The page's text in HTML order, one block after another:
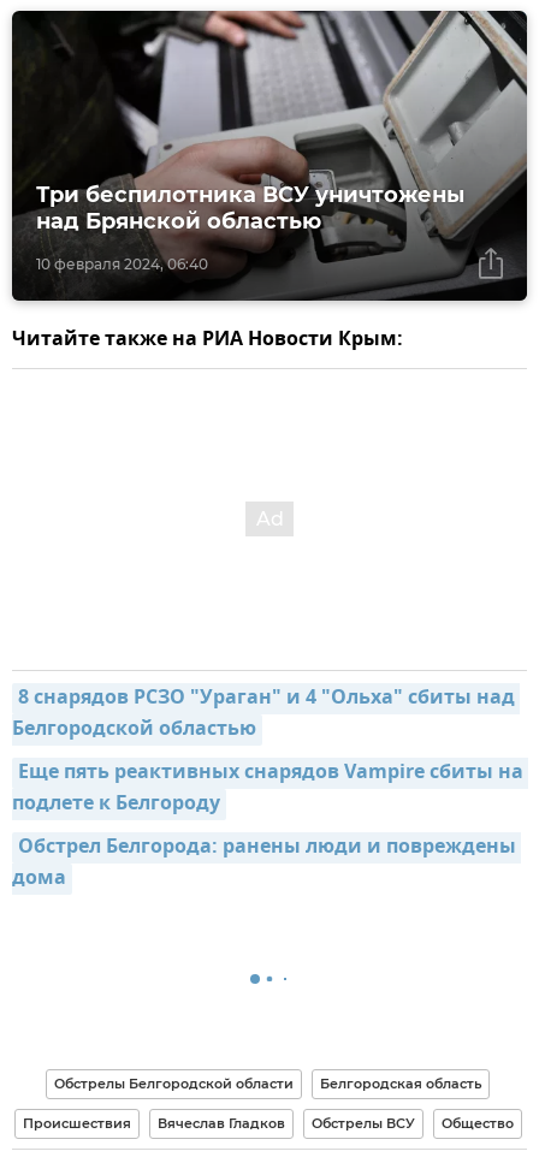
10 февраля 2024, 06:40
Три беспилотника ВСУ уничтожены
над Брянской областью
Читайте также на РИА Новости Крым:
8 снарядов РСЗО "Ураган" и 4 "Ольха" сбиты над
Белгородской областью
Еще пять реактивных снарядов Vampire сбиты на
подлете к Белгороду
Обстрел Белгорода: ранены люди и повреждены
дома
Обстрелы Белгородской области Белгородская область
Происшествия Вячеслав Гладков Обстрелы ВСУ Общество